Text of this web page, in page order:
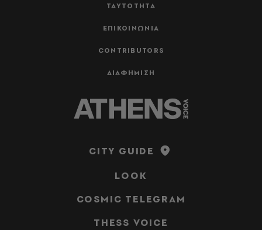
ΤΑΥΤΟΤΗΤΑ
ΕΠΙΚΟΙΝΩΝΙΑ
CONTRIBUTORS
ΔΙΑΦΗΜΙΣΗ
CITY GUIDE
LOOK
COSMIC TELEGRAM
THESS VOICE